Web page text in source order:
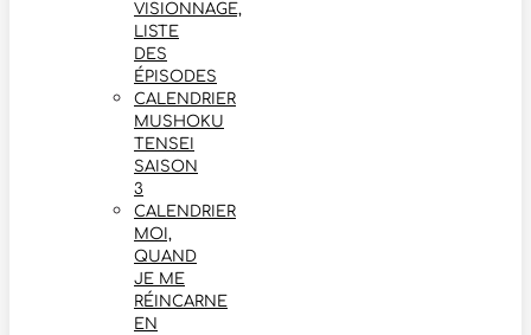
VISIONNAGE,
LISTE
DES
ÉPISODES
CALENDRIER
MUSHOKU
TENSEI
SAISON
3
CALENDRIER
MOI,
QUAND
JE ME
RÉINCARNE
EN